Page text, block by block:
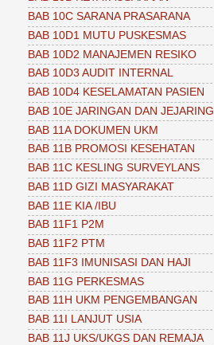
BAB 10C SARANA PRASARANA
BAB 10D1 MUTU PUSKESMAS
BAB 10D2 MANAJEMEN RESIKO
BAB 10D3 AUDIT INTERNAL
BAB 10D4 KESELAMATAN PASIEN
BAB 10E JARINGAN DAN JEJARING
BAB 11A DOKUMEN UKM
BAB 11B PROMOSI KESEHATAN
BAB 11C KESLING SURVEYLANS
BAB 11D GIZI MASYARAKAT
BAB 11E KIA /IBU
BAB 11F1 P2M
BAB 11F2 PTM
BAB 11F3 IMUNISASI DAN HAJI
BAB 11G PERKESMAS
BAB 11H UKM PENGEMBANGAN
BAB 11I LANJUT USIA
BAB 11J UKS/UKGS DAN REMAJA